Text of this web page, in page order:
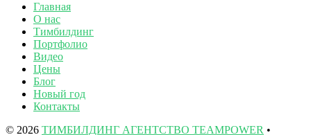
Главная
О нас
Тимбилдинг
Портфолио
Видео
Цены
Блог
Новый год
Контакты
© 2026 ТИМБИЛДИНГ АГЕНТСТВО TEAMPOWER •